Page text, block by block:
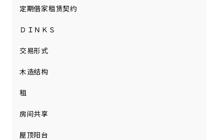
定期借家租赁契约
ＤＩＮＫＳ
交易形式
木造结构
租
房间共享
屋顶阳台